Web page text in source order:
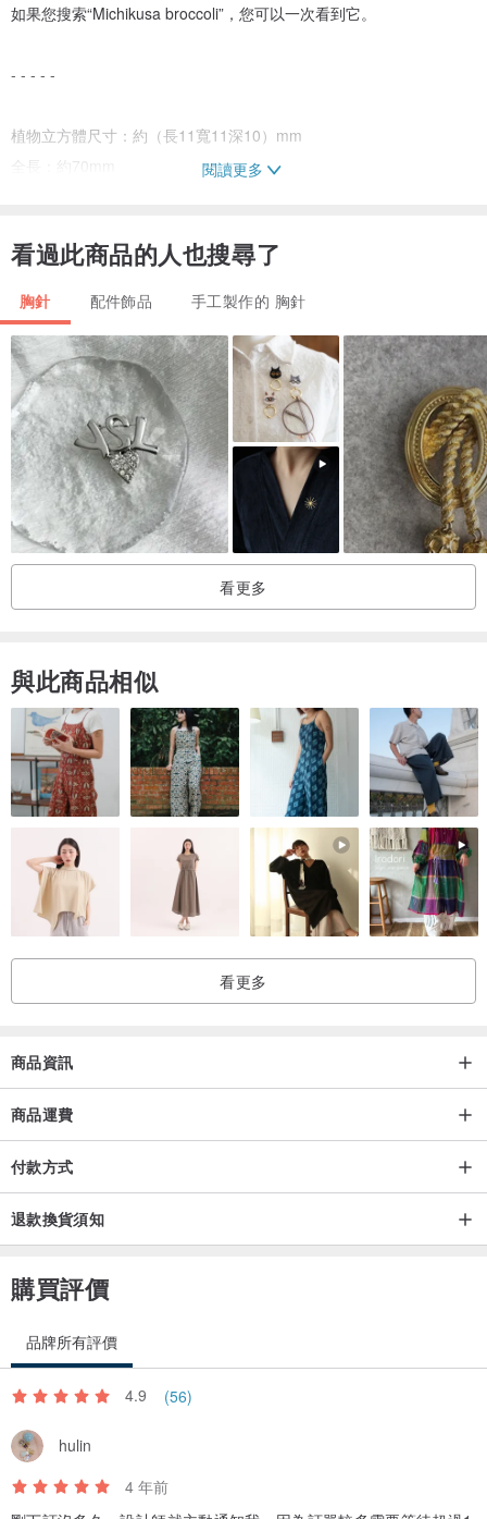
如果您搜索“Michikusa broccoli”，您可以一次看到它。
- - - - -
植物立方體尺寸：約（長11寬11深10）mm
全長：約70mm
■ 關於樹脂
我使用聚酯樹脂。這種樹脂比一般的愛好樹脂更不易變色，並且具有
很高的透明度。通過仔細拋光錶面，使其具有水晶玻璃般的光澤和質
感。
■ 對環境的關注
隨附的首飾盒使用報紙等廢紙製成的再生紙。
它是一個結合了適合送禮的時尚質感和對環境的考慮的盒子。
■在Instagram Stories上，我們發布了客戶的聲音和我們工作室的狀
態。
請搜索“Michikusa Jewelry”。
閱讀更多
看過此商品的人也搜尋了
胸針 配件飾品 手工製作的 胸針
看更多
與此商品相似
看更多
商品資訊
商品運費
付款方式
退款換貨須知
購買評價
品牌所有評價
4.9 (56)
hulin
4 年前